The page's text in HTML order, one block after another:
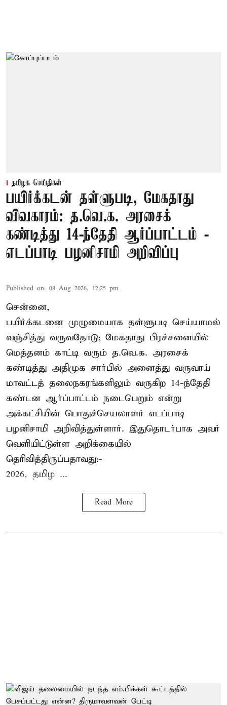
தமிழக செய்திகள்
பயிர்க்கடன் தள்ளுபடி, மேகதாது
விவகாரம்: த.வெ.க. அரசைக்
கண்டித்து 14-ந்தேதி ஆர்ப்பாட்டம் -
எடப்பாடி பழனிசாமி அறிவிப்பு
Published on: 08 Aug 2026, 12:25 pm
சென்னை,
பயிர்க்கடனை முழுமையாக தள்ளுபடி செய்யாமல்
வஞ்சித்து வருவதோடு; மேகதாது பிரச்சனையில்
மெத்தனம் காட்டி வரும் த.வெ.க. அரசைக்
கண்டித்து அதிமுக சார்பில் அனைத்து வருவாய்
மாவட்டத் தலைநகரங்களிலும் வருகிற 14-ந்தேதி
கண்டன ஆர்ப்பாட்டம் நடைபெறும் என்று
அக்கட்சியின் பொதுச்செயலாளர் எடப்பாடி
பழனிசாமி அறிவித்துள்ளார். இதுதொடர்பாக அவர்
வெளியிட்டுள்ள அறிக்கையில்
தெரிவித்திருப்பதாவது:-
2026, தமிழ ...
Read More